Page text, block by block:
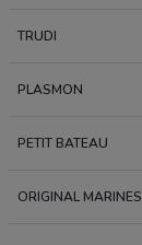
TRUDI
PLASMON
PETIT BATEAU
ORIGINAL MARINES